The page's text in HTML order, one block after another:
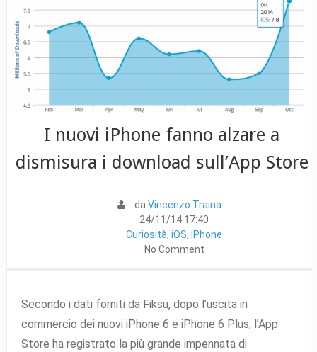
I nuovi iPhone fanno alzare a
dismisura i download sull’App Store
daVincenzo Traina
24/11/14 17:40
Curiosità,iOS,iPhone
No Comment
Secondo i dati forniti da Fiksu, dopo l’uscita in
commercio dei nuovi iPhone 6 e iPhone 6 Plus, l’App
Store ha registrato la più grande impennata di